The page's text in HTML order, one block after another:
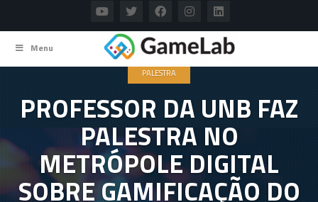
Menu
PALESTRA
PROFESSOR DA UNB FAZ
PALESTRA NO
METRÓPOLE DIGITAL
SOBRE GAMIFICAÇÃO DO